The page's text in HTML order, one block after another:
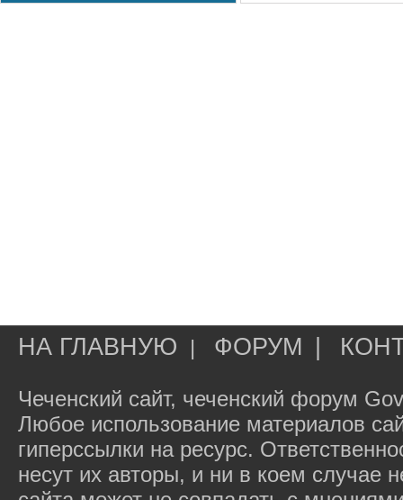
НА ГЛАВНУЮ | ФОРУМ
Чеченский сайт, чеченский форум
Любое использование материалов
гиперссылки на ресурс.
несут их авторы, и ни в коем случае